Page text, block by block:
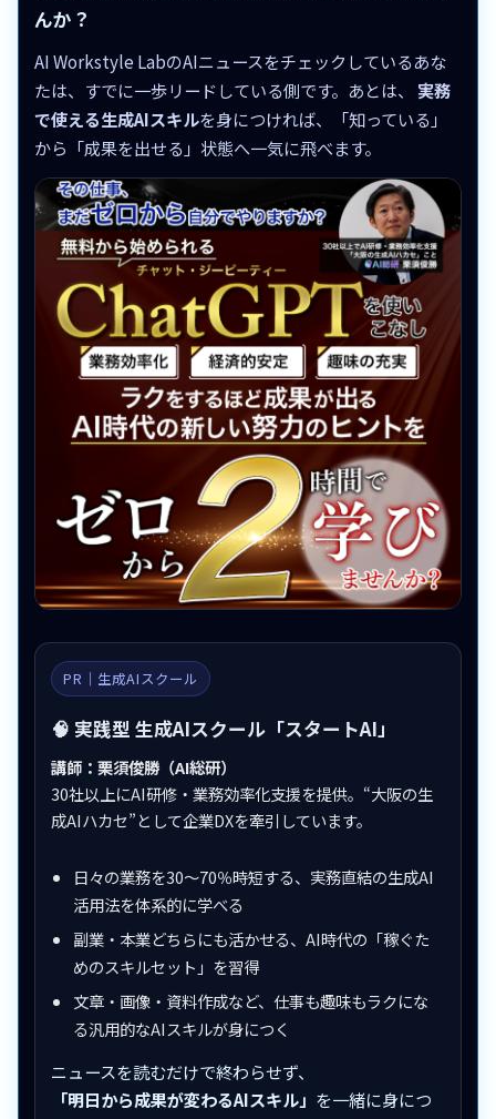
んか？
AI Workstyle LabのAIニュースをチェックしているあな
たは、すでに一歩リードしている側です。あとは、 実務
で使える生成AIスキルを身につければ、「知っている」
から「成果を出せる」状態へ一気に飛べます。
PR｜生成AIスクール
🧠 実践型 生成AIスクール「スタートAI」
講師：栗須俊勝（AI総研）
30社以上にAI研修・業務効率化支援を提供。“大阪の生
成AIハカセ”として企業DXを牽引しています。
日々の業務を30〜70％時短する、実務直結の生成AI
活用法を体系的に学べる
副業・本業どちらにも活かせる、AI時代の「稼ぐた
めのスキルセット」を習得
文章・画像・資料作成など、仕事も趣味もラクにな
る汎用的なAIスキルが身につく
ニュースを読むだけで終わらせず、
「明日から成果が変わるAIスキル」 を一緒に身につ